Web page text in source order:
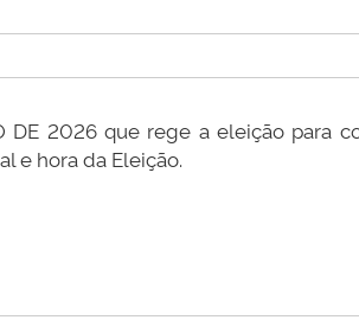
DE 2026 que rege a eleição para
e hora da Eleição.